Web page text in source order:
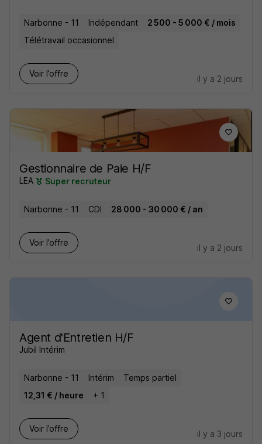
Narbonne - 11 Indépendant
2 500 - 5 000 € / mois
Télétravail occasionnel
Voir l’offre
il y a 2 jours
Gestionnaire de Paie H/F
LEA Super recruteur
Narbonne - 11 CDI 28 000 - 30 000 € / an
Voir l’offre
il y a 2 jours
Agent d'Entretien H/F
Jubil Intérim
Narbonne - 11 Intérim
Temps partiel
12,31 € / heure
+ 1
Voir l’offre
il y a 3 jours